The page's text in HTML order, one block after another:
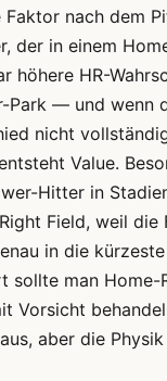
nach dem
der in einem
höhere HR-
Park — und wenn
nicht
Value.
Hitter in
Field, weil die
in die
sollte man Home-
Vorsicht
aber die